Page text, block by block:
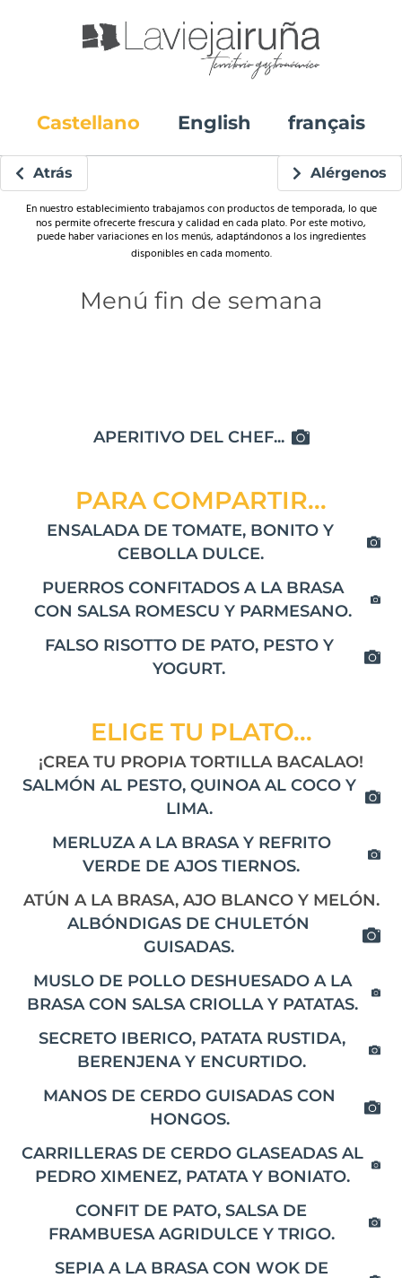
Castellano English français
Atrás Alérgenos
En nuestro establecimiento trabajamos con productos de temporada, lo que
nos permite ofrecerte frescura y calidad en cada plato. Por este motivo,
puede haber variaciones en los menús, adaptándonos a los ingredientes
disponibles en cada momento.
Menú fin de semana
APERITIVO DEL CHEF...
PARA COMPARTIR...
ENSALADA DE TOMATE, BONITO Y
CEBOLLA DULCE.
PUERROS CONFITADOS A LA BRASA
CON SALSA ROMESCU Y PARMESANO.
FALSO RISOTTO DE PATO, PESTO Y
YOGURT.
ELIGE TU PLATO...
¡CREA TU PROPIA TORTILLA BACALAO!
SALMÓN AL PESTO, QUINOA AL COCO Y
LIMA.
MERLUZA A LA BRASA Y REFRITO
VERDE DE AJOS TIERNOS.
ATÚN A LA BRASA, AJO BLANCO Y MELÓN.
ALBÓNDIGAS DE CHULETÓN
GUISADAS.
MUSLO DE POLLO DESHUESADO A LA
BRASA CON SALSA CRIOLLA Y PATATAS.
SECRETO IBERICO, PATATA RUSTIDA,
BERENJENA Y ENCURTIDO.
MANOS DE CERDO GUISADAS CON
HONGOS.
CARRILLERAS DE CERDO GLASEADAS AL
PEDRO XIMENEZ, PATATA Y BONIATO.
CONFIT DE PATO, SALSA DE
FRAMBUESA AGRIDULCE Y TRIGO.
SEPIA A LA BRASA CON WOK DE